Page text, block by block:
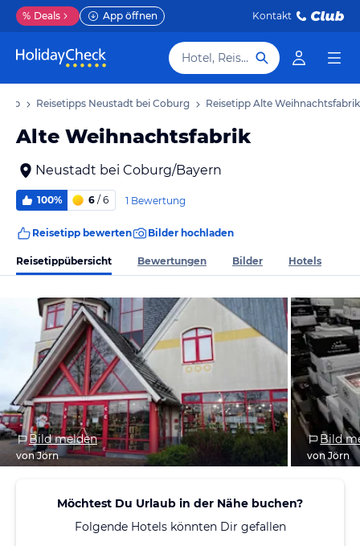
% Deals App öffnen Kontakt
Hotel, Reiseziel
Reisetipps Neustadt bei Coburg Reisetipp Alte Weihnachtsfabrik
Alte Weihnachtsfabrik
Neustadt bei Coburg/Bayern
100% 6 / 6 1 Bewertung
Reisetipp bewerten Bilder hochladen
Reisetippübersicht Bewertungen Bilder Hotels
Bild melden
von Jörn
Bild
von Jörn
Möchtest Du Urlaub in der Nähe buchen?
Folgende Hotels könnten Dir gefallen